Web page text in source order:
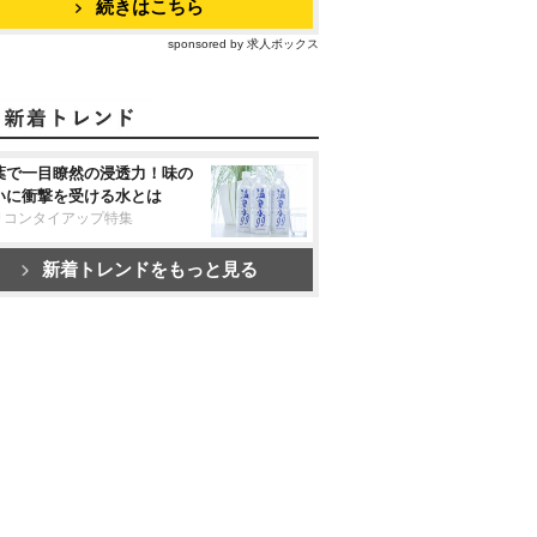
続きはこちら
sponsored by 求人ボックス
で一目瞭然の浸透力！味の
に衝撃を受ける水とは
コンタイアップ特集
新着トレンドをもっと見る